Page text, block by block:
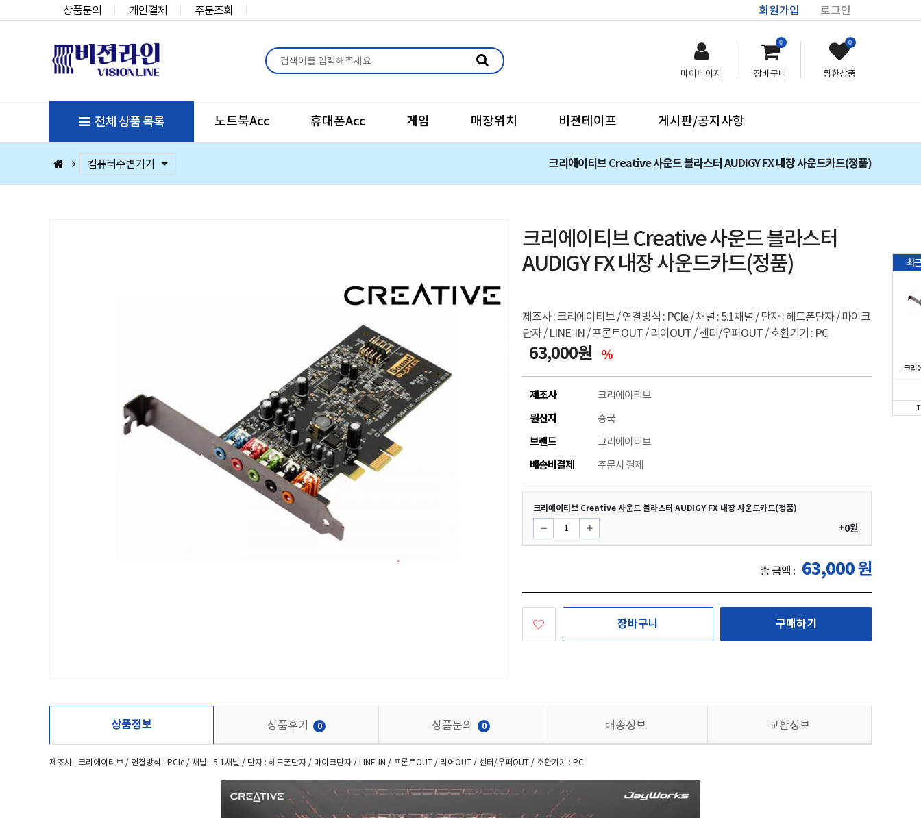
상품문의 개인결제 주문조회 회원가입 로그인
마이페이지
0
장바구니
0
찜한상품
전체 상품 목록 노트북Acc 휴대폰Acc 게임 매장위치 비젼테이프 게시판/공지사항
컴퓨터부품
베스트 상품
컴퓨터주변기기
저장장치/네트웍/케이블/배터리/충전기/잠금장치
마우스/키보드/키패드/패드/번지/덕/손목받침대/타블렛
스피커/이어폰/헤드셋/거치대/마이크
게임
노트북Acc
게임슬라이더
휴대폰Acc 크리에이티브 Creative 사운드 블라스터 AUDIGY FX 내장 사운드카드(정품)
크리에이티브 Creative 사운드 블라스터
AUDIGY FX 내장 사운드카드(정품)
제조사 : 크리에이티브 / 연결방식 : PCIe / 채널 : 5.1채널 / 단자 : 헤드폰단자 / 마이크
단자 / LINE-IN / 프론트OUT / 리어OUT / 센터/우퍼OUT / 호환기기 : PC
63,000원 %
제조사
크리에이티브
원산지
중국
브랜드
크리에이티브
배송비결제
주문시 결제
크리에이티브 Creative 사운드 블라스터 AUDIGY FX 내장 사운드카드(정품)
+0원
총 금액 : 63,000원
장바구니 구매하기
상품정보 상품후기 0 상품문의 0 배송정보 교환정보
제조사 : 크리에이티브 / 연결방식 : PCIe / 채널 : 5.1채널 / 단자 : 헤드폰단자 / 마이크단자 / LINE-IN / 프론트OUT / 리어OUT / 센터/우퍼OUT / 호환기기 : PC
최
크리